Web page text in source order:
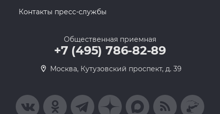
Контакты пресс-службы
Общественная приемная
+7 (495) 786-82-89
Москва, Кутузовский проспект, д. 39